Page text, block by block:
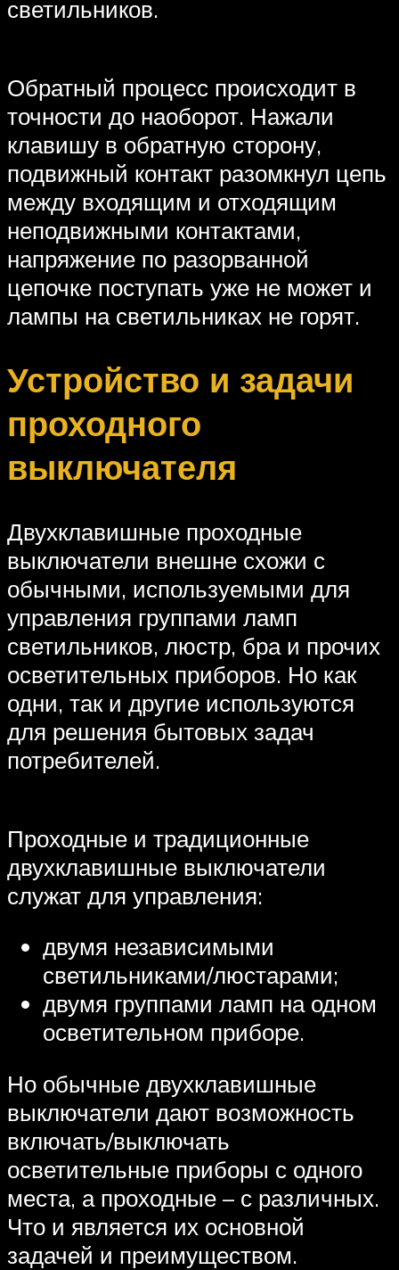
светильников.
Обратный процесс происходит в
точности до наоборот. Нажали
клавишу в обратную сторону,
подвижный контакт разомкнул цепь
между входящим и отходящим
неподвижными контактами,
напряжение по разорванной
цепочке поступать уже не может и
лампы на светильниках не горят.
Устройство и задачи
проходного
выключателя
Двухклавишные проходные
выключатели внешне схожи с
обычными, используемыми для
управления группами ламп
светильников, люстр, бра и прочих
осветительных приборов. Но как
одни, так и другие используются
для решения бытовых задач
потребителей.
Проходные и традиционные
двухклавишные выключатели
служат для управления:
двумя независимыми
светильниками/люстарами;
двумя группами ламп на одном
осветительном приборе.
Но обычные двухклавишные
выключатели дают возможность
включать/выключать
осветительные приборы с одного
места, а проходные – с различных.
Что и является их основной
задачей и преимуществом.